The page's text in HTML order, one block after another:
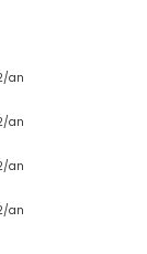
an
an
an
an